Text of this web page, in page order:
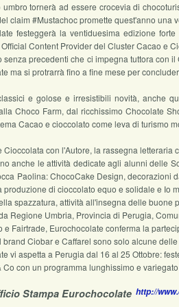
umbro tornerà ad essere crocevia di
claim #Mustachoc promette quest'anno una
festeggerà la ventiduesima edizione
Content Provider del Cluster Cacao e
senza precedenti che ci impegna tuttora con
ma si protrarrà fino a fine mese per
e golose e irresistibili novità, anche
Choco Farm, dal ricchissimo Chocolate
Cacao e cioccolato come leva di turismo
Cioccolata con l'Autore, la rassegna
anche le attività dedicate agli alunni delle
Paolina: ChocoCake Design, decorazioni
produzione di cioccolato equo e solidale e Io
spazzatura, attività all'insegna delle buone
Regione Umbria, Provincia di Perugia,
e Fairtrade, Eurochocolate conferma la
brand Ciobar e Caffarel sono solo alcune
vi aspetta a Perugia dal 16 al 25 Ottobre:
Co con un programma lunghissimo e
Stampa Eurochocolate http://